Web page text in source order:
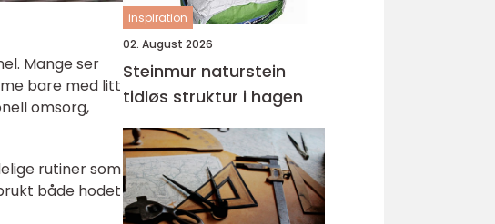
Mange ser
bare med litt
omsorg,
rutiner som
både hodet
inspiration
02. August 2026
Steinmur naturstein
tidløs struktur i hagen